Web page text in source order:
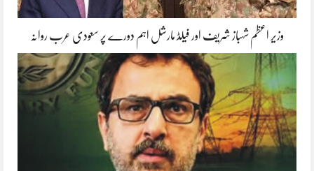
وزیر اعظم شہباز شریف اور فیلڈ مارشل اہم دورے پر سعودی عرب روانہ